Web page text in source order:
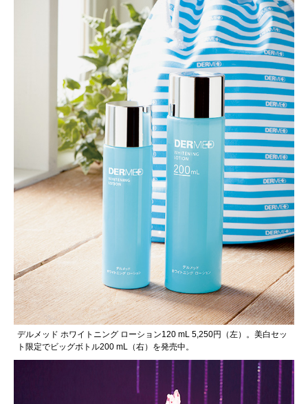
デルメッド ホワイトニング ローション120 mL 5,250円（左）。美白セッ
ト限定でビッグボトル200 mL（右）を発売中。